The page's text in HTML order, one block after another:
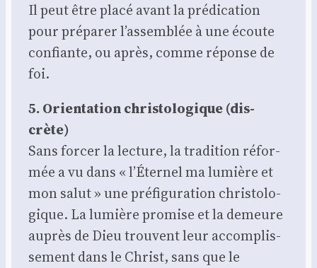
Il peut être pla­cé avant la pré­di­ca­tion
pour pré­pa­rer l’assemblée à une écoute
confiante, ou après, comme réponse de
foi.
5. Orien­ta­tion chris­to­lo­gique (dis­
crète)
Sans for­cer la lec­ture, la tra­di­tion réfor­
mée a vu dans « l’Éternel ma lumière et
mon salut » une pré­fi­gu­ra­tion chris­to­lo­
gique. La lumière pro­mise et la demeure
auprès de Dieu trouvent leur accom­plis­
se­ment dans le Christ, sans que le